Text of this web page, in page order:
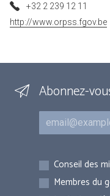
+32 2 239 12 11
http://www.orpss.fgov.be
Abonnez-
Courriel
Inscriptions
Conseil des
Membres du